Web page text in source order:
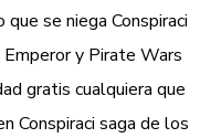
se niega Conspiraci
y Pirate Wars
gratis cualquiera que
Conspiraci saga de los